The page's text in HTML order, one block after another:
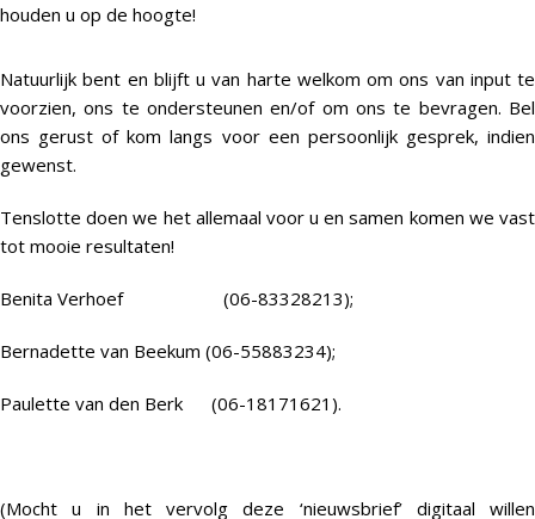
houden u op de hoogte!
Natuurlijk bent en blijft u van harte welkom om ons van input te
voorzien, ons te ondersteunen en/of om ons te bevragen. Bel
ons gerust of kom langs voor een persoonlijk gesprek, indien
gewenst.
Tenslotte doen we het allemaal voor u en samen komen we vast
tot mooie resultaten!
Benita Verhoef (06-83328213);
Bernadette van Beekum (06-55883234);
Paulette van den Berk (06-18171621).
(Mocht u in het vervolg deze ‘nieuwsbrief’ digitaal willen